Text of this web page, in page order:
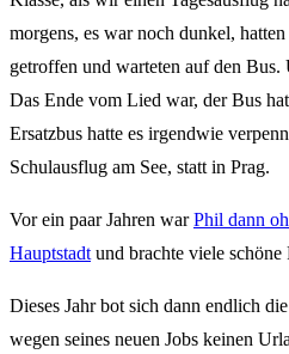
morgens, es war noch dunkel,
getroffen und warteten auf den
Das Ende vom Lied war, der Bus
Ersatzbus hatte es irgendwie
Schulausflug am See, statt in Prag.
Vor ein paar Jahren warPhil dann
Hauptstadt und brachte viele
Dieses Jahr bot sich dann endlich
wegen seines neuen Jobs keinen